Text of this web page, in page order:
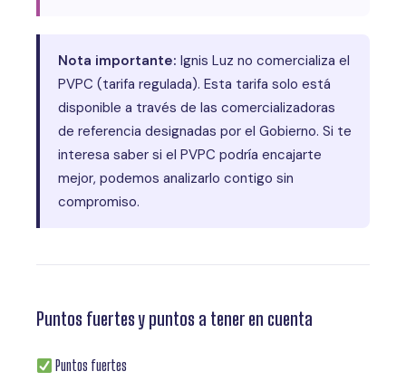
Nota importante: Ignis Luz no comercializa el
PVPC (tarifa regulada). Esta tarifa solo está
disponible a través de las comercializadoras
de referencia designadas por el Gobierno. Si te
interesa saber si el PVPC podría encajarte
mejor, podemos analizarlo contigo sin
compromiso.
Puntos fuertes y puntos a tener en cuenta
Puntos fuertes